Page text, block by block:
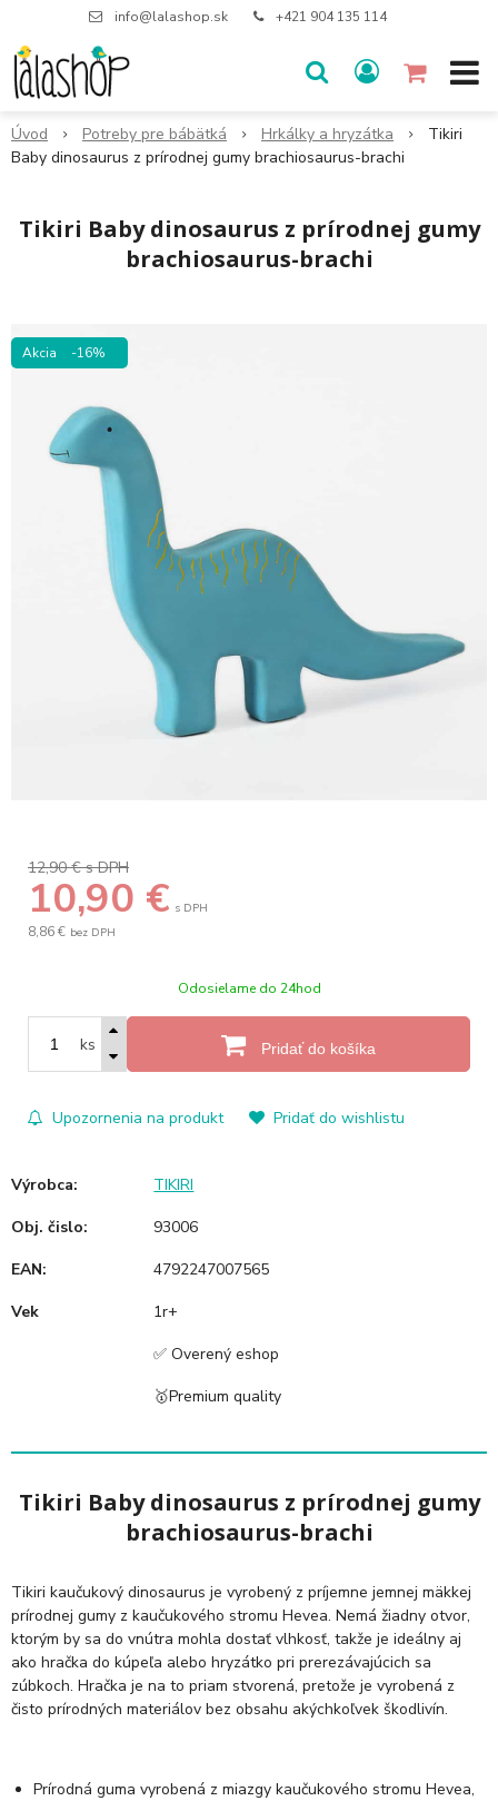
info@lalashop.sk +421 904 135 114
Úvod Potreby pre bábätká Hrkálky a hryzátka
Tikiri
Baby dinosaurus z prírodnej gumy brachiosaurus-brachi
Tikiri Baby dinosaurus z prírodnej gumy
brachiosaurus-brachi
Akcia -16%
12,90 €s DPH
10,90 € s DPH
8,86 € bez DPH
Odosielame do 24hod
ks Pridať do košíka
Upozornenia na produkt Pridať do wishlistu
Výrobca:
TIKIRI
Obj. čislo:
93006
EAN:
4792247007565
Vek
1r+
✅ Overený eshop
🥇Premium quality
Tikiri Baby dinosaurus z prírodnej gumy
brachiosaurus-brachi
Tikiri kaučukový dinosaurus je vyrobený z príjemne jemnej mäkkej
prírodnej gumy z kaučukového stromu Hevea. Nemá žiadny otvor,
ktorým by sa do vnútra mohla dostať vlhkosť, takže je ideálny aj
ako hračka do kúpeľa alebo hryzátko pri prerezávajúcich sa
zúbkoch. Hračka je na to priam stvorená, pretože je vyrobená z
čisto prírodných materiálov bez obsahu akýchkoľvek škodlivín.
Prírodná guma vyrobená z miazgy kaučukového stromu Hevea,